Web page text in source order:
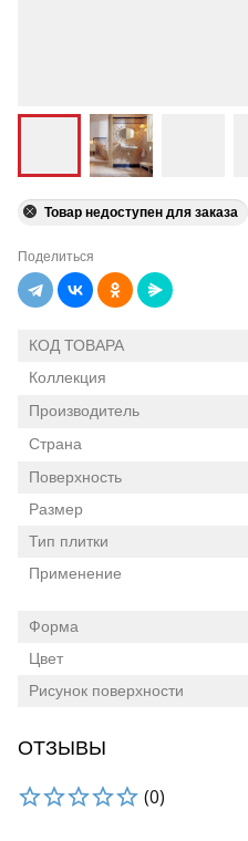
Товар недоступен для заказа
Поделиться
КОД ТОВАРА
Коллекция
Производитель
Страна
Поверхность
Размер
Тип плитки
Применение
Форма
Цвет
Рисунок поверхности
ОТЗЫВЫ
(0)